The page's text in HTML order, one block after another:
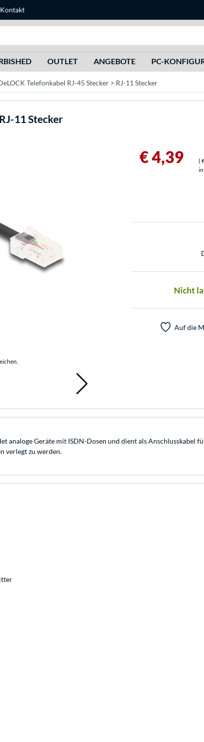
Kontakt
OUTLET ANGEBOTE PC-
Telefonkabel RJ-45 Stecker > RJ-11 Stecker
11 Stecker
€ 4,39 (
Nicht
Auf die
analoge Geräte mit ISDN-Dosen und dient als Anschlusskabel
verlegt zu werden.